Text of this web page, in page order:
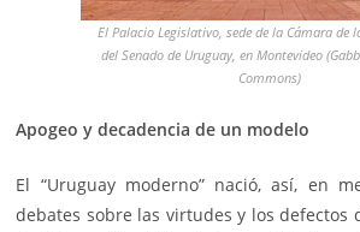
El Palacio Legislativo, sede de la Cámara de
del Senado de Uruguay, en Montevideo
Commons)
Apogeo y decadencia de un modelo
El “Uruguay moderno” nació, así, en
debates sobre las virtudes y los defectos